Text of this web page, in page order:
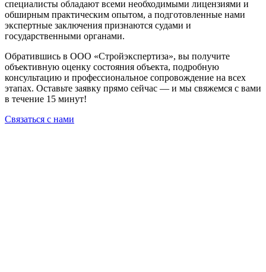
специалисты обладают всеми необходимыми лицензиями и
обширным практическим опытом, а подготовленные нами
экспертные заключения признаются судами и
государственными органами.
Обратившись в ООО «Стройэкспертиза», вы получите
объективную оценку состояния объекта, подробную
консультацию и профессиональное сопровождение на всех
этапах. Оставьте заявку прямо сейчас — и мы свяжемся с вами
в течение 15 минут!
Связаться с нами